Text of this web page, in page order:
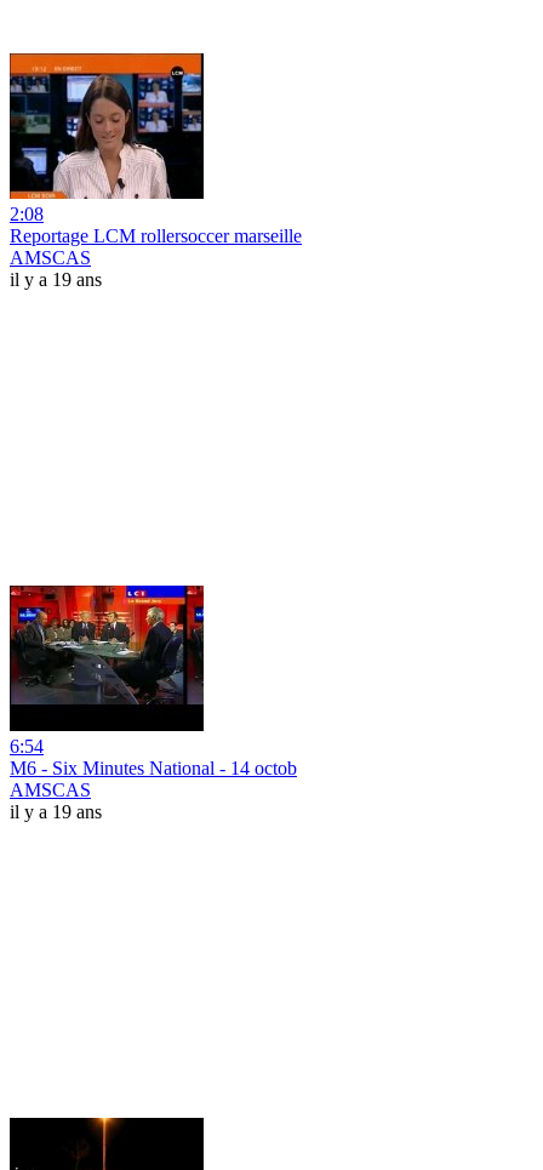
2:08
Reportage LCM rollersoccer marseille
AMSCAS
il y a 19 ans
6:54
M6 - Six Minutes National - 14 octob
AMSCAS
il y a 19 ans